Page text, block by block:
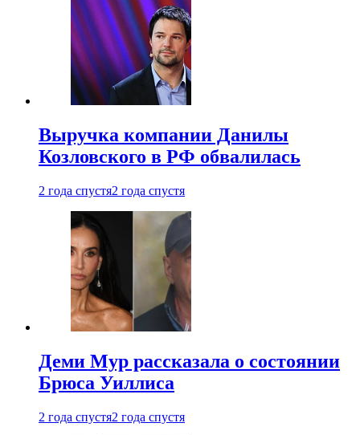
Выручка компании Данилы
Козловского в РФ обвалилась
2 года спустя2 года спустя
Деми Мур рассказала о состоянии
Брюса Уиллиса
2 года спустя2 года спустя